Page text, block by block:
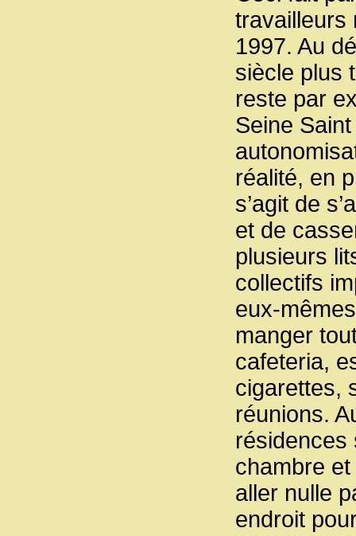
travailleurs
1997. Au
siècle plus
reste par
Seine
réalité, en
s’agit de
et de
plusieurs
collectifs
eux-
manger
cafeteria,
cigarettes,
réunions.
résidences
chambre
aller nulle
endroit